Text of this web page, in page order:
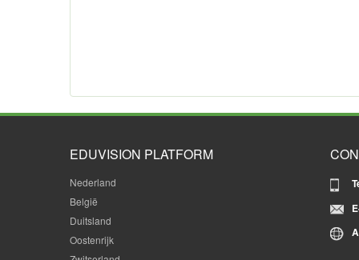
EDUVISION PLATFORM
Nederland
België
Duitsland
Oostenrijk